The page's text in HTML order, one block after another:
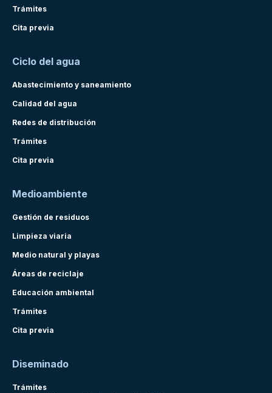
Trámites
Cita previa
Ciclo del agua
Abastecimiento y saneamiento
Calidad del agua
Redes de distribución
Trámites
Cita previa
Medioambiente
Gestión de residuos
Limpieza viaria
Medio natural y playas
Áreas de reciclaje
Educación ambiental
Trámites
Cita previa
Diseminado
Trámites